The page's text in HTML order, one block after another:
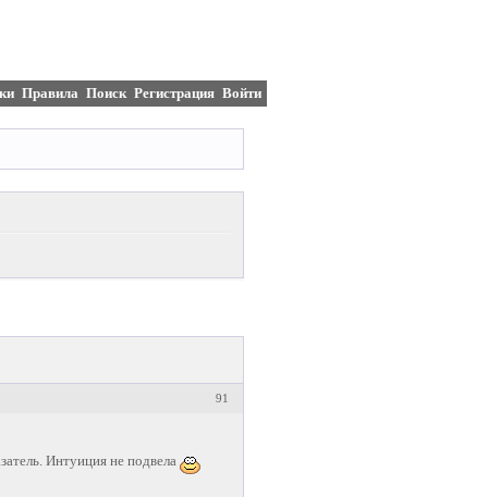
Правила Поиск Регистрация Войти
91
Интуиция не подвела